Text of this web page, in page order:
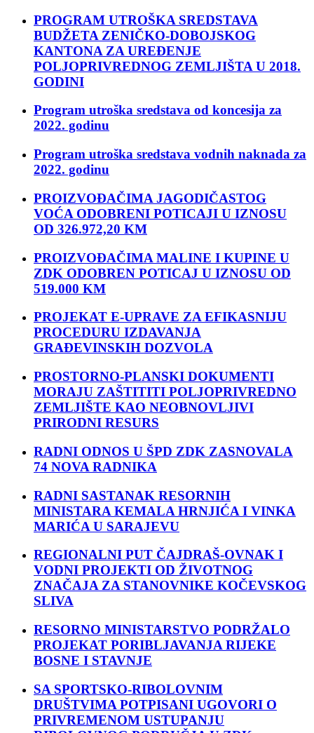
PROGRAM UTROŠKA SREDSTAVA
BUDŽETA ZENIČKO-DOBOJSKOG
KANTONA ZA UREĐENJE
POLJOPRIVREDNOG ZEMLJIŠTA U 2018.
GODINI
Program utroška sredstava od koncesija za
2022. godinu
Program utroška sredstava vodnih naknada za
2022. godinu
PROIZVOĐAČIMA JAGODIČASTOG
VOĆA ODOBRENI POTICAJI U IZNOSU
OD 326.972,20 KM
PROIZVOĐAČIMA MALINE I KUPINE U
ZDK ODOBREN POTICAJ U IZNOSU OD
519.000 KM
PROJEKAT E-UPRAVE ZA EFIKASNIJU
PROCEDURU IZDAVANJA
GRAĐEVINSKIH DOZVOLA
PROSTORNO-PLANSKI DOKUMENTI
MORAJU ZAŠTITITI POLJOPRIVREDNO
ZEMLJIŠTE KAO NEOBNOVLJIVI
PRIRODNI RESURS
RADNI ODNOS U ŠPD ZDK ZASNOVALA
74 NOVA RADNIKA
RADNI SASTANAK RESORNIH
MINISTARA KEMALA HRNJIĆA I VINKA
MARIĆA U SARAJEVU
REGIONALNI PUT ČAJDRAŠ-OVNAK I
VODNI PROJEKTI OD ŽIVOTNOG
ZNAČAJA ZA STANOVNIKE KOČEVSKOG
SLIVA
RESORNO MINISTARSTVO PODRŽALO
PROJEKAT PORIBLJAVANJA RIJEKE
BOSNE I STAVNJE
SA SPORTSKO-RIBOLOVNIM
DRUŠTVIMA POTPISANI UGOVORI O
PRIVREMENOM USTUPANJU